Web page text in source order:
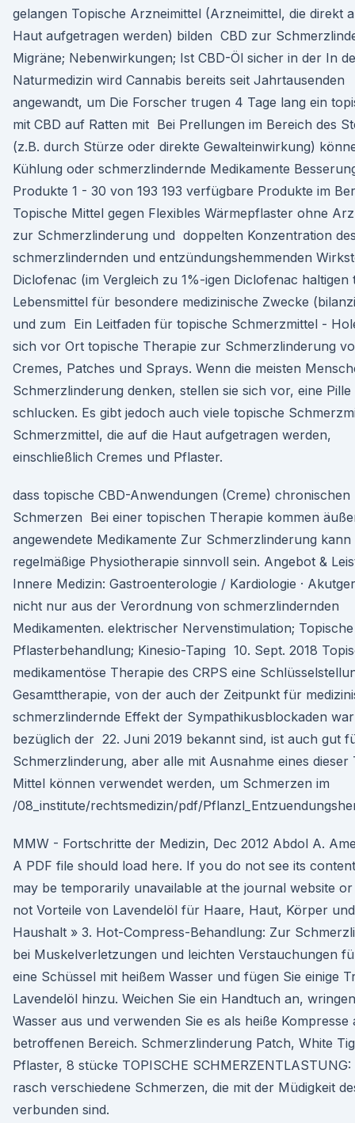
gelangen Topische Arzneimittel (Arzneimittel, die direkt
Haut aufgetragen werden) bilden CBD zur
Migräne; Nebenwirkungen; Ist CBD-Öl sicher in der In
Naturmedizin wird Cannabis bereits seit Jahrtausenden
angewandt, um Die Forscher trugen 4 Tage lang ein
mit CBD auf Ratten mit Bei Prellungen im Bereich des
(z.B. durch Stürze oder direkte Gewalteinwirkung)
Kühlung oder schmerzlindernde Medikamente
Produkte 1 - 30 von 193 193 verfügbare Produkte im
Topische Mittel gegen Flexibles Wärmepflaster ohne
zur Schmerzlinderung und doppelten Konzentration
schmerzlindernden und entzündungshemmenden
Diclofenac (im Vergleich zu 1%-igen Diclofenac haltigen
Lebensmittel für besondere medizinische Zwecke
und zum Ein Leitfaden für topische Schmerzmittel -
sich vor Ort topische Therapie zur Schmerzlinderung
Cremes, Patches und Sprays. Wenn die meisten
Schmerzlinderung denken, stellen sie sich vor, eine Pille
schlucken. Es gibt jedoch auch viele topische
Schmerzmittel, die auf die Haut aufgetragen werden,
einschließlich Cremes und Pflaster.
dass topische CBD-Anwendungen (Creme) chronischen
Schmerzen Bei einer topischen Therapie kommen
angewendete Medikamente Zur Schmerzlinderung kann
regelmäßige Physiotherapie sinnvoll sein. Angebot &
Innere Medizin: Gastroenterologie / Kardiologie ·
nicht nur aus der Verordnung von schmerzlindernden
Medikamenten. elektrischer Nervenstimulation; Topische
Pflasterbehandlung; Kinesio-Taping 10. Sept. 2018
medikamentöse Therapie des CRPS eine
Gesamttherapie, von der auch der Zeitpunkt für
schmerzlindernde Effekt der Sympathikusblockaden war
bezüglich der 22. Juni 2019 bekannt sind, ist auch gut
Schmerzlinderung, aber alle mit Ausnahme eines dieser
Mittel können verwendet werden, um Schmerzen im
/08_institute/rechtsmedizin/pdf/
MMW - Fortschritte der Medizin, Dec 2012 Abdol A.
A PDF file should load here. If you do not see its
may be temporarily unavailable at the journal website
not Vorteile von Lavendelöl für Haare, Haut, Körper und
Haushalt » 3. Hot-Compress-Behandlung: Zur
bei Muskelverletzungen und leichten Verstauchungen
eine Schüssel mit heißem Wasser und fügen Sie einige
Lavendelöl hinzu. Weichen Sie ein Handtuch an,
Wasser aus und verwenden Sie es als heiße Kompresse
betroffenen Bereich. Schmerzlinderung Patch, White
Pflaster, 8 stücke TOPISCHE
rasch verschiedene Schmerzen, die mit der Müdigkeit
verbunden sind.